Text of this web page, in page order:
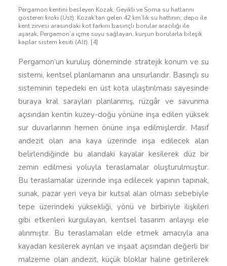
Pergamon kentini besleyen Kozak, Geyikli ve Soma su hatlarını
gösteren kroki (Üst). Kozak’tan gelen 42 km’lik su hattının; depo ile
kent zirvesi arasındaki kot farkını basınçlı borular aracılığı ile
aşarak, Pergamon’a içme suyu sağlayan, kurşun borularla bileşik
kaplar sistem kesiti (Alt). [4]
Pergamon’un kuruluş döneminde stratejik konum ve su
sistemi, kentsel planlamanın ana unsurlarıdır. Basınçlı su
sisteminin tepedeki en üst kota ulaştırılması sayesinde
buraya kral sarayları planlanmış, rüzgâr ve savunma
açısından kentin kuzey-doğu yönüne inşa edilen yüksek
sur duvarlarının hemen önüne inşa edilmişlerdir. Masif
andezit olan ana kaya üzerinde inşa edilecek alan
belirlendiğinde bu alandaki kayalar kesilerek düz bir
zemin edilmesi yoluyla teraslamalar oluşturulmuştur.
Bu teraslamalar üzerinde inşa edilecek yapının tapınak,
sunak, pazar yeri veya bir kutsal alan olması sebebiyle
tepe üzerindeki yüksekliği, yönü ve birbiriyle ilişkileri
gibi etkenleri kurgulayan, kentsel tasarım anlayışı ele
alınmıştır. Bu teraslamaları elde etmek amacıyla ana
kayadan kesilerek ayrılan ve inşaat açısından değerli bir
malzeme olan andezit, küçük bloklar haline getirilerek